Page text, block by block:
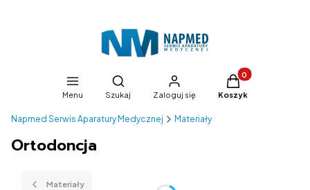
Menu
Otwórz wyszukiwarkę
Szukaj Zaloguj się
Produkty w
Koszyk
Napmed Serwis Aparatury Medycznej Materiały
Ortodoncja
Materiały